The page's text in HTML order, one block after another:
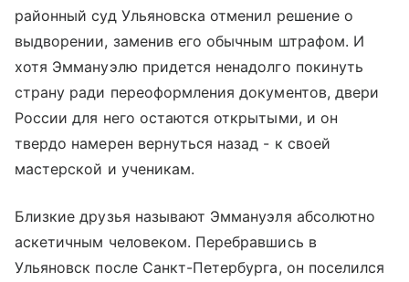
районный суд Ульяновска отменил решение о
выдворении, заменив его обычным штрафом. И
хотя Эммануэлю придется ненадолго покинуть
страну ради переоформления документов, двери
России для него остаются открытыми, и он
твердо намерен вернуться назад - к своей
мастерской и ученикам.
Близкие друзья называют Эммануэля абсолютно
аскетичным человеком. Перебравшись в
Ульяновск после Санкт-Петербурга, он поселился